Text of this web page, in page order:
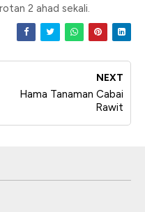
2 ahad sekali.
NEXT
Hama Tanaman Cabai
Rawit